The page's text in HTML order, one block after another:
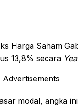
Harga Saham
13,8% secara
Advertisements
modal, angka